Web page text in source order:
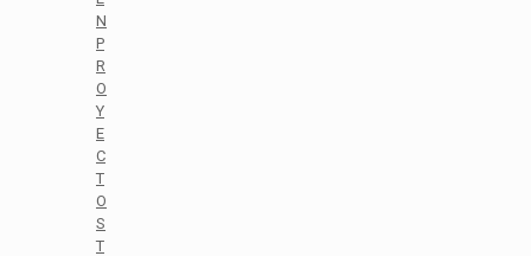
N
P
R
O
Y
E
C
T
O
S
T